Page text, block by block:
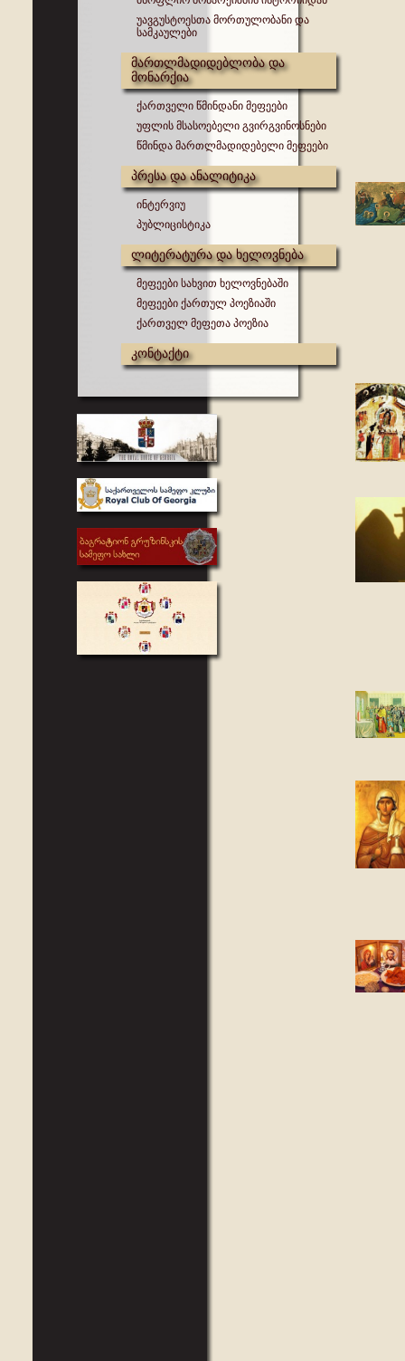
უავგუსტოესთა მორთულობანი და
სამკაულები
მართლმადიდებლობა და
მონარქია
ქართველი წმინდანი მეფეები
უფლის მსასოებელი გვირგვინოსნები
წმინდა მართლმადიდებელი მეფეები
პრესა და ანალიტიკა
ინტერვიუ
პუბლიცისტიკა
ლიტერატურა და ხელოვნება
მეფეები სახვით ხელოვნებაში
მეფეები ქართულ პოეზიაში
ქართველ მეფეთა პოეზია
კონტაქტი